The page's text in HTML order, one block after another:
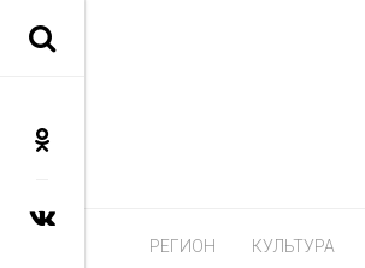
РЕГИОН КУЛЬТУРА